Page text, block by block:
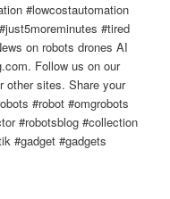
#lowcostautomation
#tired
on robots drones AI
Follow us on our
other sites. Share your
#robot #omgrobots
#robotsblog #collection
#gadget #gadgets